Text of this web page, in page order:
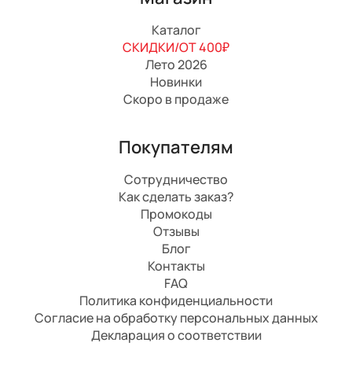
Каталог
СКИДКИ/ОТ 400₽
Лето 2026
Новинки
Скоро в продаже
Покупателям
Сотрудничество
Как сделать заказ?
Промокоды
Отзывы
Блог
Контакты
FAQ
Политика конфиденциальности
Согласие на обработку персональных данных
Декларация о соответствии